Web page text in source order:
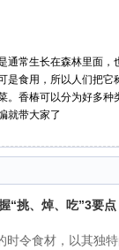
通常生长在森林里面，
是食用，所以人们把它
。香椿可以分为好多种
就带大家了
“挑、焯、吃”3要
时令食材，以其独